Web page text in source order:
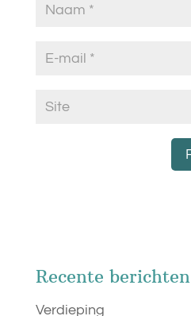
Recente berichten
Verdieping